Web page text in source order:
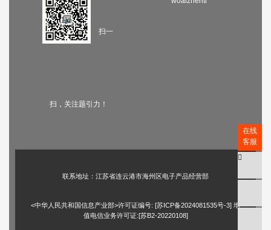
扫一
扫，关注题引力！
联系地址：江苏省连云港市海州区电子产品经营部
<中华人民共和国信息产业部>许可证编号: [苏ICP备2024081535号-3] 增
值电信业务许可证:[苏B2-20220108]
在线
客服